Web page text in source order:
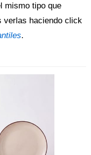
mismo tipo que
verlas haciendo click
.